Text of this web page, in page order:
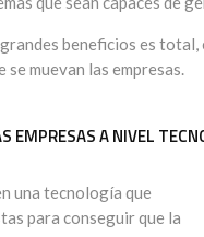
beneficios es
muevan las empresas.
EMPRESAS A NIVEL
una tecnología que
para conseguir que la